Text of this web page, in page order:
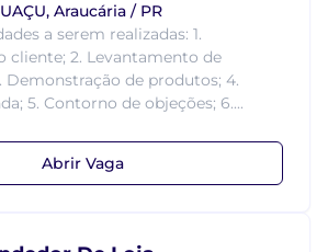
Araucária / PR
a serem realizadas: 1.
cliente; 2. Levantamento de
Demonstração de produtos; 4.
5. Contorno de objeções; 6....
Abrir Vaga